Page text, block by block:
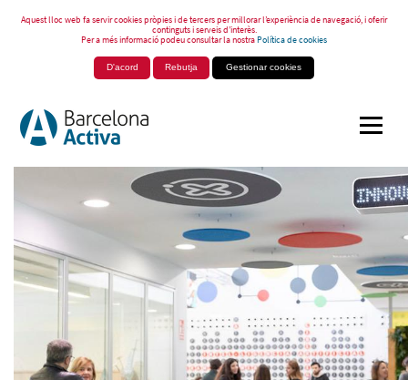
Aquest lloc web fa servir cookies pròpies i de tercers per millorar l’experiència de navegació, i oferir
continguts i serveis d’interès.
Per a més informació podeu consultar la nostraPolítica de cookies
D'acord Rebutja Gestionar cookies